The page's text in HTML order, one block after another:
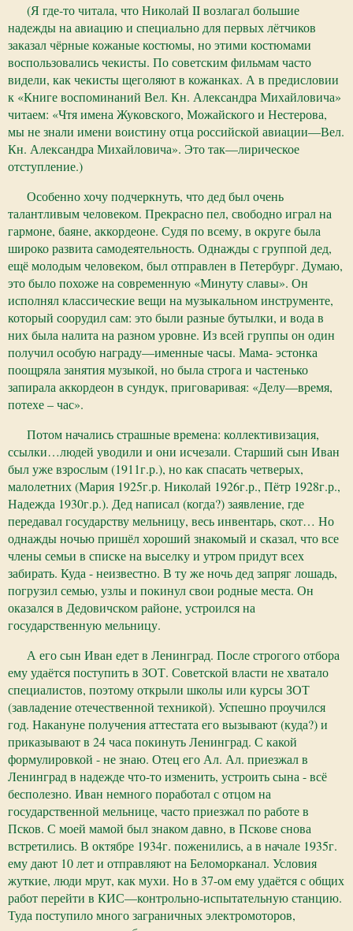
(Я где-то читала, что Николай II возлагал большие
надежды на авиацию и специально для первых лётчиков
заказал чёрные кожаные костюмы, но этими костюмами
воспользовались чекисты. По советским фильмам часто
видели, как чекисты щеголяют в кожанках. А в предисловии
к «Книге воспоминаний Вел. Кн. Александра Михайловича»
читаем: «Чтя имена Жуковского, Можайского и Нестерова,
мы не знали имени воистину отца российской авиации—Вел.
Кн. Александра Михайловича». Это так—лирическое
отступление.)
Особенно хочу подчеркнуть, что дед был очень
талантливым человеком. Прекрасно пел, свободно играл на
гармоне, баяне, аккордеоне. Судя по всему, в округе была
широко развита самодеятельность. Однажды с группой дед,
ещё молодым человеком, был отправлен в Петербург. Думаю,
это было похоже на современную «Минуту славы». Он
исполнял классические вещи на музыкальном инструменте,
который соорудил сам: это были разные бутылки, и вода в
них была налита на разном уровне. Из всей группы он один
получил особую награду—именные часы. Мама- эстонка
поощряла занятия музыкой, но была строга и частенько
запирала аккордеон в сундук, приговаривая: «Делу—время,
потехе – час».
Потом начались страшные времена: коллективизация,
ссылки…людей уводили и они исчезали. Старший сын Иван
был уже взрослым (1911г.р.), но как спасать четверых,
малолетних (Мария 1925г.р. Николай 1926г.р., Пётр 1928г.р.,
Надежда 1930г.р.). Дед написал (когда?) заявление, где
передавал государству мельницу, весь инвентарь, скот… Но
однажды ночью пришёл хороший знакомый и сказал, что все
члены семьи в списке на выселку и утром придут всех
забирать. Куда - неизвестно. В ту же ночь дед запряг лошадь,
погрузил семью, узлы и покинул свои родные места. Он
оказался в Дедовичском районе, устроился на
государственную мельницу.
А его сын Иван едет в Ленинград. После строгого отбора
ему удаётся поступить в ЗОТ. Советской власти не хватало
специалистов, поэтому открыли школы или курсы ЗОТ
(завладение отечественной техникой). Успешно проучился
год. Накануне получения аттестата его вызывают (куда?) и
приказывают в 24 часа покинуть Ленинград. С какой
формулировкой - не знаю. Отец его Ал. Ал. приезжал в
Ленинград в надежде что-то изменить, устроить сына - всё
бесполезно. Иван немного поработал с отцом на
государственной мельнице, часто приезжал по работе в
Псков. С моей мамой был знаком давно, в Пскове снова
встретились. В октябре 1934г. поженились, а в начале 1935г.
ему дают 10 лет и отправляют на Беломорканал. Условия
жуткие, люди мрут, как мухи. Но в 37-ом ему удаётся с общих
работ перейти в КИС—контрольно-испытательную станцию.
Туда поступило много заграничных электромоторов,